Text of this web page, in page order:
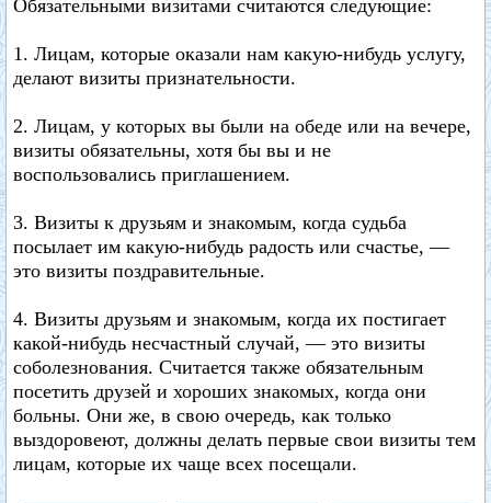
Обязательными визитами считаются следующие:
1. Лицам, которые оказали нам какую-нибудь услугу,
делают визиты признательности.
2. Лицам, у которых вы были на обеде или на вечере,
визиты обязательны, хотя бы вы и не
воспользовались приглашением.
3. Визиты к друзьям и знакомым, когда судьба
посылает им какую-нибудь радость или счастье, —
это визиты поздравительные.
4. Визиты друзьям и знакомым, когда их постигает
какой-нибудь несчастный случай, — это визиты
соболезнования. Считается также обязательным
посетить друзей и хороших знакомых, когда они
больны. Они же, в свою очередь, как только
выздоровеют, должны делать первые свои визиты тем
лицам, которые их чаще всех посещали.